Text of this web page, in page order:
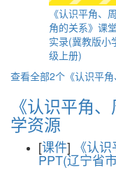
《认识平角、
角的关系》课
实录(冀教版小
级上册)
查看全部2个《认识平
《认识平角
学资源
[课件] 《认
PPT(辽宁省